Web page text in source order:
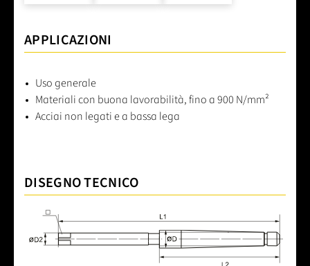
APPLICAZIONI
Uso generale
Materiali con buona lavorabilità, fino a 900 N/mm²
Acciai non legati e a bassa lega
DISEGNO TECNICO